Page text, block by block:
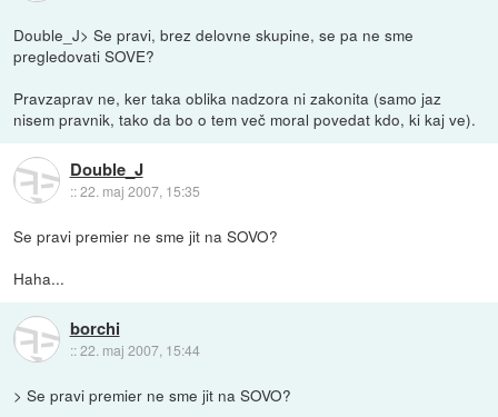
Double_J> Se pravi, brez delovne skupine, se pa ne sme
pregledovati SOVE?
Pravzaprav ne, ker taka oblika nadzora ni zakonita (samo jaz
nisem pravnik, tako da bo o tem več moral povedat kdo, ki kaj ve).
Double_J
::22. maj 2007, 15:35
Se pravi premier ne sme jit na SOVO?
Haha...
borchi
::22. maj 2007, 15:44
> Se pravi premier ne sme jit na SOVO?